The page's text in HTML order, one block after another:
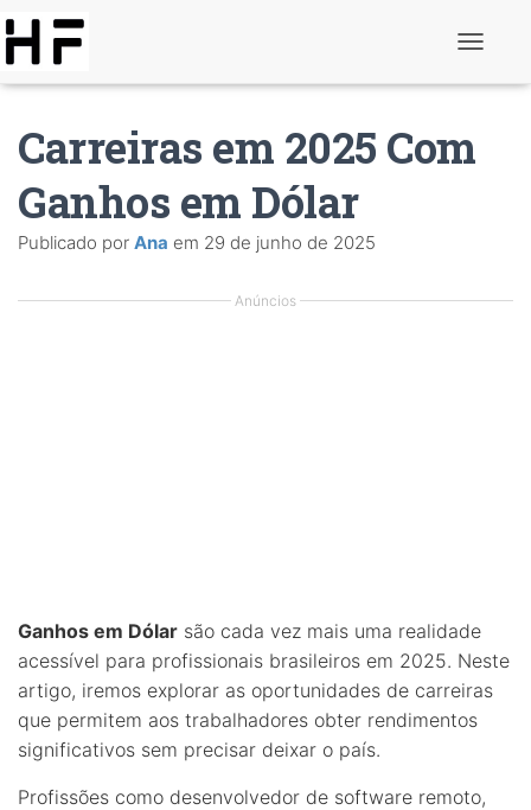
r
n
v
Carreiras em 2025 Com
Ganhos em Dólar
Publicado por Ana em 29 de junho de 2025
Anúncios
Ganhos em Dólar são cada vez mais uma realidade
acessível para profissionais brasileiros em 2025. Neste
artigo, iremos explorar as oportunidades de carreiras
que permitem aos trabalhadores obter rendimentos
significativos sem precisar deixar o país.
Profissões como desenvolvedor de software remoto,